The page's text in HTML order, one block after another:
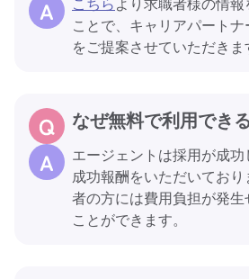
ことで、キャリアパート
をご提案させていただきま
なぜ無料で利用でき
エージェントは採用が成
成功報酬をいただいてお
者の方には費用負担が発
ことができます。